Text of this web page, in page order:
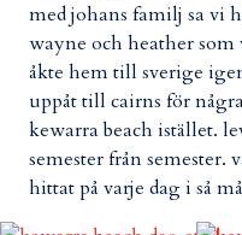
med johans familj sa vi
wayne och heather som
åkte hem till sverige
uppåt till cairns för
kewarra beach istället.
semester från
hittat på varje dag i så